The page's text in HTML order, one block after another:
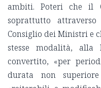
ambiti. Poteri che il
soprattutto
Consiglio dei Ministri e
stesse modalità, alla
convertito, «per
durata non